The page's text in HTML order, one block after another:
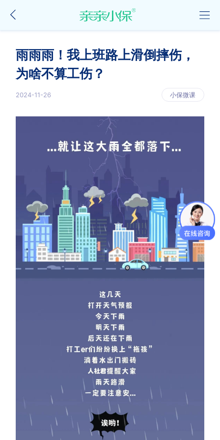
雨雨雨！我上班路上滑倒摔伤，
为啥不算工伤？
2024-11-26 小保微课